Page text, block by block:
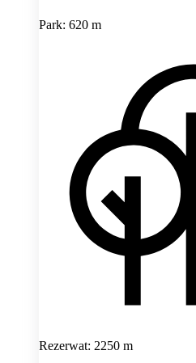
Park: 620 m
Rezerwat: 2250 m